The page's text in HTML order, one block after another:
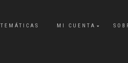
TEMÁTICAS MI CUENTA